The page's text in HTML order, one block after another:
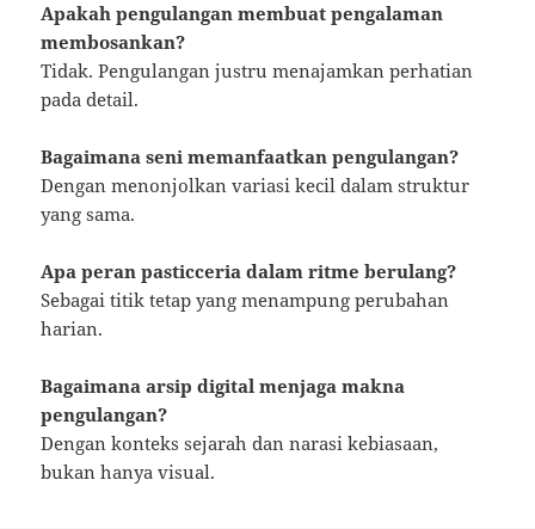
Apakah pengulangan membuat pengalaman
membosankan?
Tidak. Pengulangan justru menajamkan perhatian
pada detail.
Bagaimana seni memanfaatkan pengulangan?
Dengan menonjolkan variasi kecil dalam struktur
yang sama.
Apa peran pasticceria dalam ritme berulang?
Sebagai titik tetap yang menampung perubahan
harian.
Bagaimana arsip digital menjaga makna
pengulangan?
Dengan konteks sejarah dan narasi kebiasaan,
bukan hanya visual.